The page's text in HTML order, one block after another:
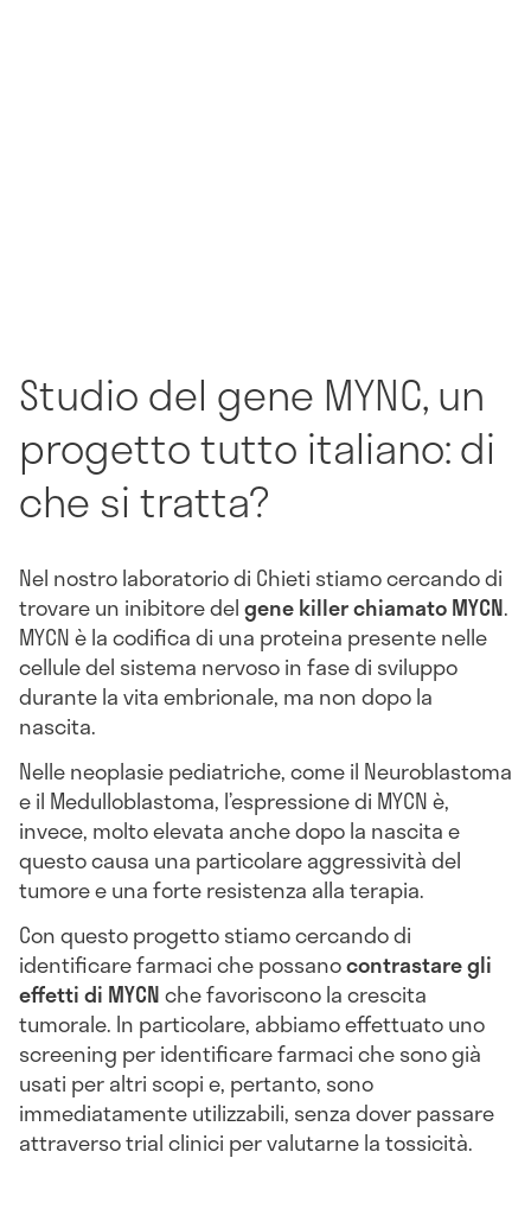
Studio del gene MYNC, un
progetto tutto italiano: di
che si tratta?
Nel nostro laboratorio di Chieti stiamo cercando di
trovare un inibitore delgene killer chiamato MYCN.
MYCN è la codifica di una proteina presente nelle
cellule del sistema nervoso in fase di sviluppo
durante la vita embrionale, ma non dopo la
nascita.
Nelle neoplasie pediatriche, come il Neuroblastoma
e il Medulloblastoma, l’espressione di MYCN è,
invece, molto elevata anche dopo la nascita e
questo causa una particolare aggressività del
tumore e una forte resistenza alla terapia.
Con questo progetto stiamo cercando di
identificare farmaci che possanocontrastare gli
effetti di MYCNche favoriscono la crescita
tumorale. In particolare, abbiamo effettuato uno
screening per identificare farmaci che sono già
usati per altri scopi e, pertanto, sono
immediatamente utilizzabili, senza dover passare
attraverso trial clinici per valutarne la tossicità.